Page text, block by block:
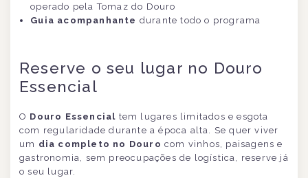
operado pela Tomaz do Douro
Guia acompanhante durante todo o programa
Reserve o seu lugar no Douro
Essencial
O Douro Essencial tem lugares limitados e esgota
com regularidade durante a época alta. Se quer viver
um dia completo no Douro com vinhos, paisagens e
gastronomia, sem preocupações de logística, reserve já
o seu lugar.